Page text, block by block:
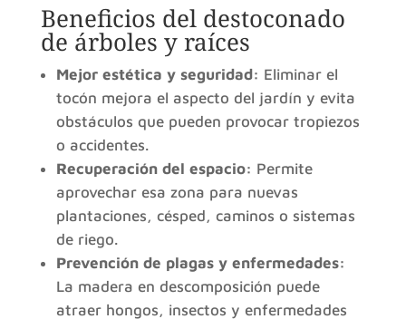
Beneficios del destoconado
de árboles y raíces
Mejor estética y seguridad: Eliminar el
tocón mejora el aspecto del jardín y evita
obstáculos que pueden provocar tropiezos
o accidentes.
Recuperación del espacio: Permite
aprovechar esa zona para nuevas
plantaciones, césped, caminos o sistemas
de riego.
Prevención de plagas y enfermedades:
La madera en descomposición puede
atraer hongos, insectos y enfermedades